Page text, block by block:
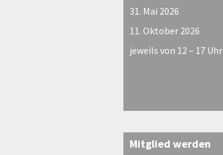
31. Mai 2026
11. Oktober 2026
jeweils von 12 – 17 Uhr
Mitglied werden